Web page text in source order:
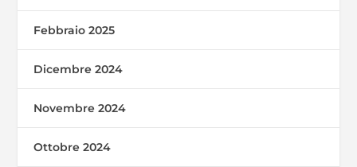
Febbraio 2025
Dicembre 2024
Novembre 2024
Ottobre 2024